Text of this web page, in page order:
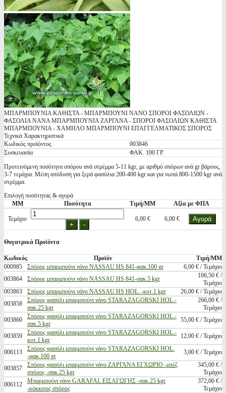
ΜΠΑΡΜΠΟΥΝΙΑ ΚΑΘΙΣΤΑ - ΜΠΑΡΜΠΟΥΝΙ ΝΑΝΟ ΣΠΟΡΟΙ ΦΑΣΟΛΙΩΝ -
ΦΑΣΟΛΙΑ ΝΑΝΑ ΜΠΑΡΜΠΟΥΝΙΑ ΖΑΡΓΑΝΑ - ΣΠΟΡΟΙ ΦΑΣΟΛΙΩΝ ΚΑΘΙΣΤΑ
ΜΠΑΡΜΠΟΥΝΙΑ - ΧΑΜΗΛΟ ΜΠΑΡΜΠΟΥΝΙ ΕΠΑΓΓΕΛΜΑΤΙΚΟΣ ΣΠΟΡΟΣ
Τεχνικά Χαρακτηριστικά
Κωδικός προϊόντος
003846
Συσκευασία
ΦΑΚ. 100 ΓΡ.
Προτεινόμενη ποσότητα σπόρου ανά στρέμμα 5-11 kgr, με αριθμό σπόρων ανά gr βάρους,
3-7 τεμάχια. Μέση απόδοση για ξερά φασόλια 200-400 kgr και για νωπά 800-1500 kgr ανά
στρέμμα.
Επιλογή ποσότητας & αγορά
ΜΜ
Ποσότητα Τιμή/ΜΜ Αξία με ΦΠΑ
Τεμάχιο 6,00 € 6,00 €
Θυγατρικά Προϊόντα
Κωδικός Προϊόν
Τιμή/ΜΜ
000985
Σπόρος μπαρμπούνι νάνο NASSAU HS 841-φακ.100 gr
6,00 € / Τεμάχιο
003864
Σπόρος μπαρμπούνι νάνο NASSAU HS 841-σακ.5 kgr
106,50 € /
Τεμάχιο
003863
Σπόρος μπαρμπούνι νάνο NASSAU HS HOL. -κυτ.1 kgr
26,00 € / Τεμάχιο
003858
Σπόρος φασόλι μπαρμπούνι νάνο STARAZAGORSKI HOL.-
σακ.25 kgr
266,00 € /
Τεμάχιο
003860
Σπόρος φασόλι μπαρμπούνι νάνο STARAZAGORSKI HOL.-
σακ.5 kgr
55,00 € / Τεμάχιο
003859
Σπόρος φασόλι μπαρμπούνι νάνο STARAZAGORSKI HOL.-
κυτ.1 kgr
12,00 € / Τεμάχιο
006113
Σπόρος φασόλι μπαρμπούνι νάνο STARAZAGORSKI HOL.
-φακ.100 gr
3,00 € / Τεμάχιο
003857
Σπόρος φασόλι μπαρμπούνι νάνο ΖΑΡΓΑΝΑ ΕΓΧΩΡΙΟ -μπέζ
σπόρος -σακ.25 kgr
345,00 € /
Τεμάχιο
006112
Μπαρμπούνι νάνο GARAFAL ΕΙΣΑΓΩΓΗΣ -σακ.25 kgr
-κόκκινος σπόρος
372,00 € /
Τεμάχιο